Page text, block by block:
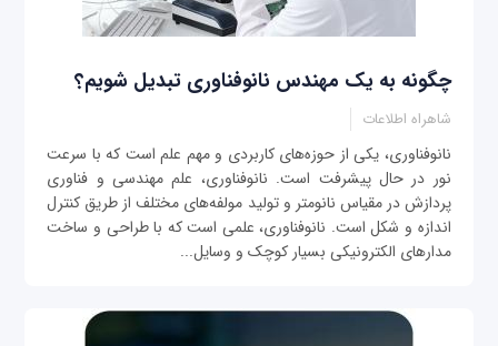
چگونه به یک مهندس نانوفناوری تبدیل شویم؟
شاهراه اطلاعات
نانوفناوری، یکی از حوزه‌های کاربردی و مهم علم است که با سرعت
نور در حال پیشرفت است. نانوفناوری، علم مهندسی و فناوری
پردازش در مقیاس نانومتر و تولید مولفه‌های مختلف از طریق کنترل
اندازه و شکل است. نانوفناوری، علمی است که با طراحی و ساخت
مدارهای الکترونیکی بسیار کوچک و وسایل...